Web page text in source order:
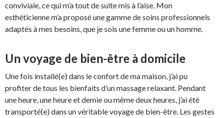
conviviale, ce qui m’a tout de suite mis à l’aise. Mon
esthéticienne m’a proposé une gamme de soins professionnels
adaptés à mes besoins, que je sois une femme ou un homme.
Un voyage de bien-être à domicile
Une fois installé(e) dans le confort de ma maison, j’ai pu
profiter de tous les bienfaits d’un massage relaxant. Pendant
une heure, une heure et demie ou même deux heures, j’ai été
transporté(e) dans un véritable voyage de bien-être. Les gestes